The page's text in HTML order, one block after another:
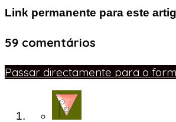
Link permanente para este
59 comentários
Passar directamente para o